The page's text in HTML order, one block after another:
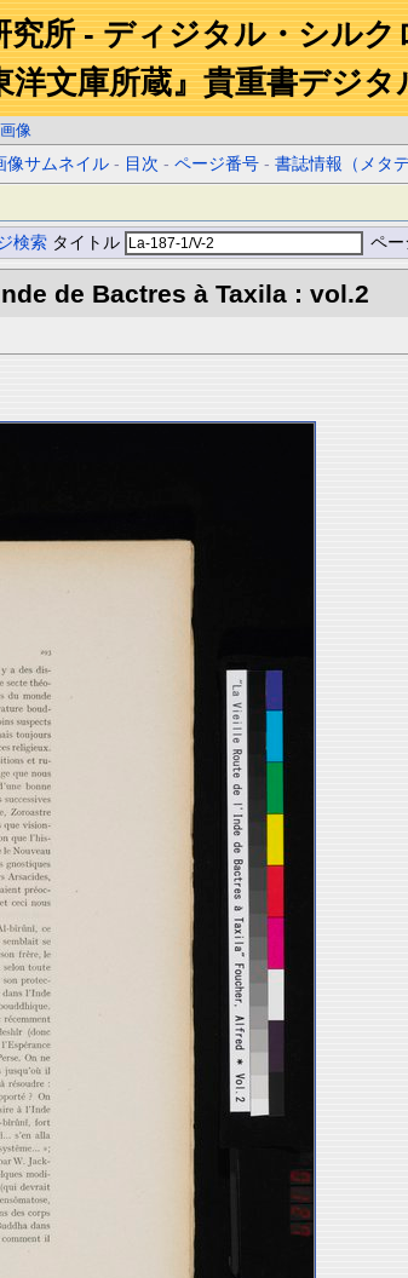
究所 - ディジタル・シル
洋文庫所蔵』貴重書デジ
像
像サムネイル - 目次 -ページ番号 -書誌情報（メタデ
検索 タイトル ペー
de Bactres à Taxila : vol.2